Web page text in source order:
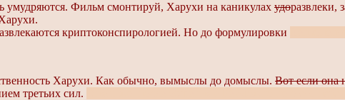
умудряются. Фильм смонтируй, Харухи на каникулах удоразвлеки,
криптоконспирологией. Но до формулировки
Харухи. Как обычно, вымыслы до домыслы. Вот если она
третьих сил.